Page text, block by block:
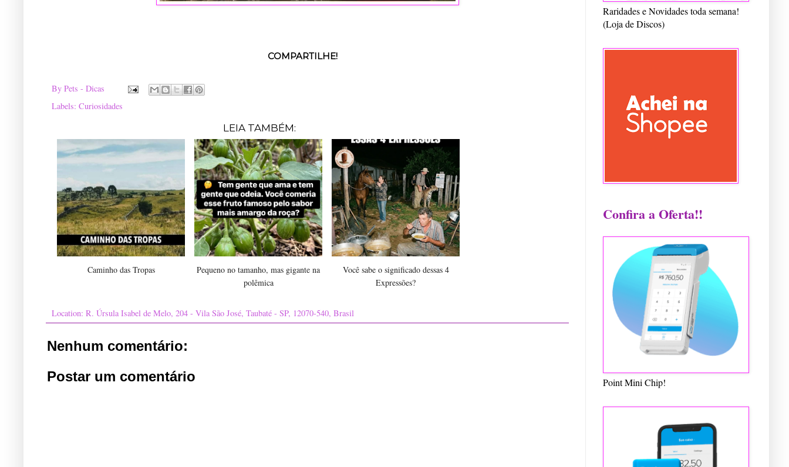
COMPARTILHE!
By Pets - Dicas
Labels: Curiosidades
LEIA TAMBÉM:
Caminho das Tropas
Pequeno no tamanho, mas gigante na
polêmica
Você sabe o significado dessas 4
Expressões?
Location: R. Úrsula Isabel de Melo, 204 - Vila São José, Taubaté - SP, 12070-540, Brasil
Nenhum comentário:
Postar um comentário
Raridades e Novidades toda semana!
(Loja de Discos)
Confira a Oferta!!
Point Mini Chip!